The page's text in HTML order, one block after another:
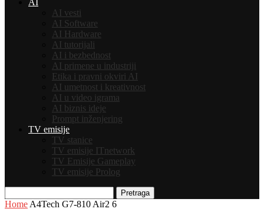
AI
AI vesti
AI Software
AI Hardware
AI tutorijali
AI i bezbednost
AI primene u industriji
Etika i pravni okviri AI
AI umetnost i kreativnost
AI u video igrama
AI biznis ideje
Prompt inženjering
TV emisije
TV stanice
TV emisije ITnetwork
TV Emisije Gameplay
TV emisije Prolog
Pretraga
Home A4Tech G7-810 Air2 6